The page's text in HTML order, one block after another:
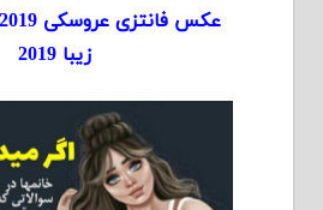
زیبا 2019